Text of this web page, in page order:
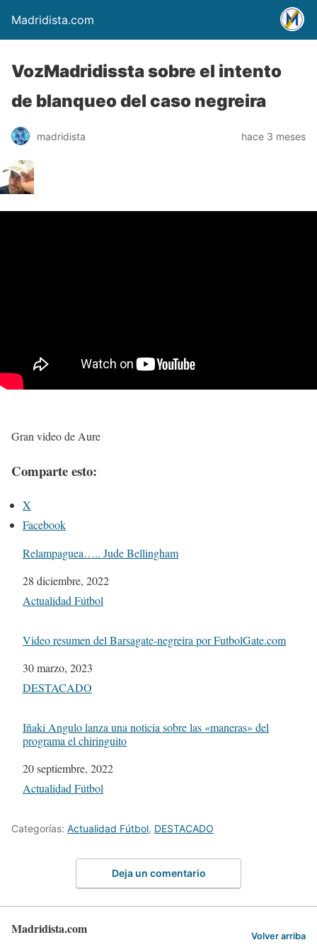
Madridista.com
VozMadridissta sobre el intento
de blanqueo del caso negreira
madridista hace 3 meses
Gran video de Aure
Comparte esto:
X
Facebook
Relampaguea….. Jude Bellingham
Fecha
28 diciembre, 2022
Respecto a
Actualidad Fútbol
Video resumen del Barsagate-negreira por FutbolGate.com
Fecha
30 marzo, 2023
Respecto a
DESTACADO
Iñaki Angulo lanza una noticia sobre las «maneras» del
programa el chiringuito
Fecha
20 septiembre, 2022
Respecto a
Actualidad Fútbol
Categorías: Actualidad Fútbol, DESTACADO
Deja un comentario
Madridista.com Volver arriba